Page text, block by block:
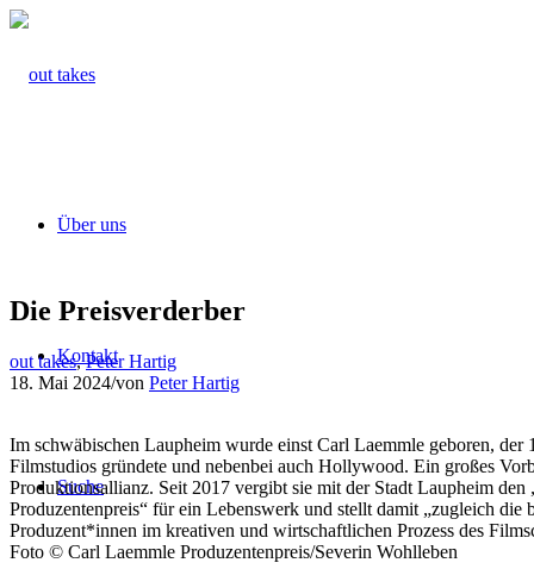
Über uns
Kontakt
Suche
Die Preisverderber
out takes,Peter Hartig
18. Mai 2024/von Peter Hartig
Im schwäbischen Laupheim wurde einst Carl Laemmle geboren, der
Filmstudios gründete und nebenbei auch Hollywood. Ein großes
Produktionsallianz. Seit 2017 vergibt sie mit der Stadt Laupheim den
Produzentenpreis“ für ein Lebenswerk und stellt damit „zugleich die
Produzent*innen im kreativen und wirtschaftlichen Prozess des
Foto © Carl Laemmle Produzentenpreis/Severin Wohlleben